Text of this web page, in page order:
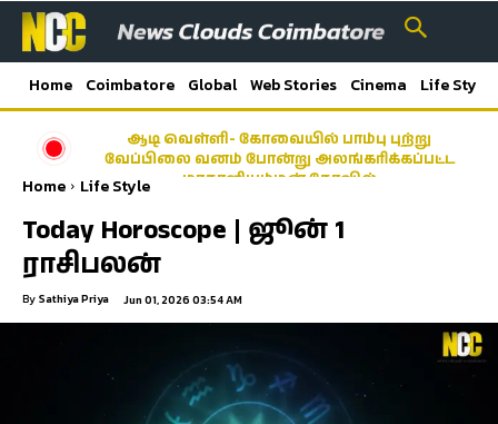
Home Coimbatore Global Web Stories Cinema Life Style
ஆடி வெள்ளி- கோவையில் பாம்பு புற்று
வேப்பிலை வனம் போன்று அலங்கரிக்கப்பட்ட
மாகாளியம்மன் கோவில்
Home Life Style
Today Horoscope | ஜூன் 1
ராசிபலன்
By Sathiya Priya Jun 01, 2026 03:54 AM